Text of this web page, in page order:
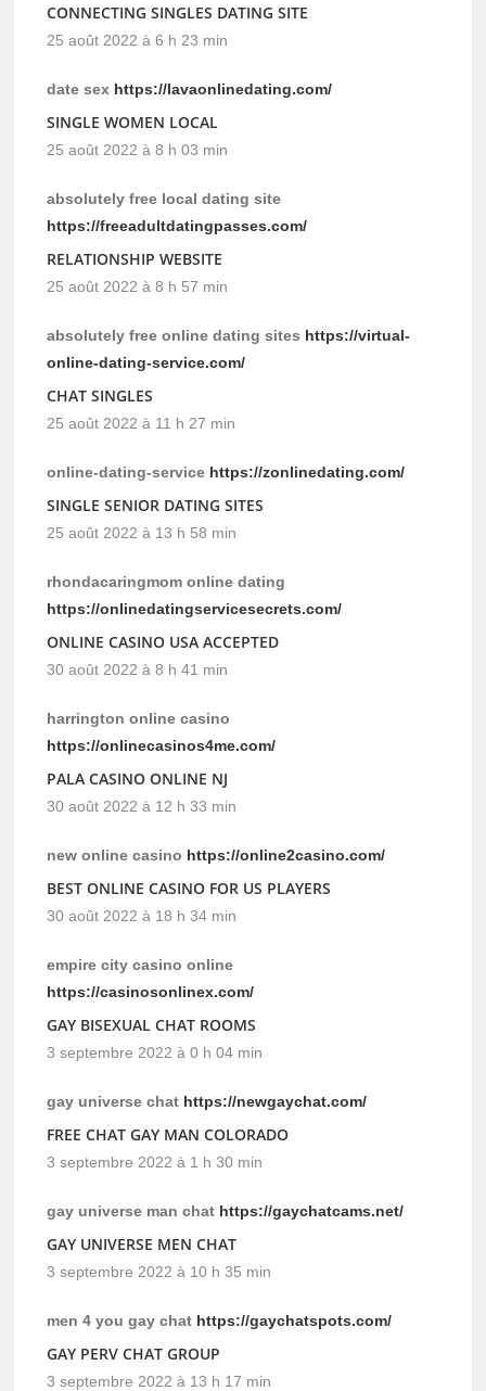
CONNECTING SINGLES DATING SITE
25 août 2022 à 6 h 23 min
date sex https://lavaonlinedating.com/
SINGLE WOMEN LOCAL
25 août 2022 à 8 h 03 min
absolutely free local dating site
https://freeadultdatingpasses.com/
RELATIONSHIP WEBSITE
25 août 2022 à 8 h 57 min
absolutely free online dating sites https://virtual-
online-dating-service.com/
CHAT SINGLES
25 août 2022 à 11 h 27 min
online-dating-service https://zonlinedating.com/
SINGLE SENIOR DATING SITES
25 août 2022 à 13 h 58 min
rhondacaringmom online dating
https://onlinedatingservicesecrets.com/
ONLINE CASINO USA ACCEPTED
30 août 2022 à 8 h 41 min
harrington online casino
https://onlinecasinos4me.com/
PALA CASINO ONLINE NJ
30 août 2022 à 12 h 33 min
new online casino https://online2casino.com/
BEST ONLINE CASINO FOR US PLAYERS
30 août 2022 à 18 h 34 min
empire city casino online
https://casinosonlinex.com/
GAY BISEXUAL CHAT ROOMS
3 septembre 2022 à 0 h 04 min
gay universe chat https://newgaychat.com/
FREE CHAT GAY MAN COLORADO
3 septembre 2022 à 1 h 30 min
gay universe man chat https://gaychatcams.net/
GAY UNIVERSE MEN CHAT
3 septembre 2022 à 10 h 35 min
men 4 you gay chat https://gaychatspots.com/
GAY PERV CHAT GROUP
3 septembre 2022 à 13 h 17 min